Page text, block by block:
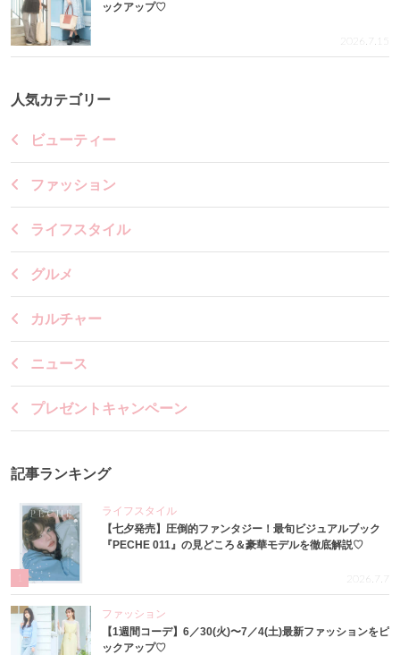
ックアップ♡
2026.7.15
人気カテゴリー
ビューティー
ファッション
ライフスタイル
グルメ
カルチャー
ニュース
プレゼントキャンペーン
記事ランキング
ライフスタイル
【七夕発売】圧倒的ファンタジー！最旬ビジュアルブック
『PECHE 011』の見どころ＆豪華モデルを徹底解説♡
2026.7.7
ファッション
【1週間コーデ】6／30(火)〜7／4(土)最新ファッションをピ
ックアップ♡